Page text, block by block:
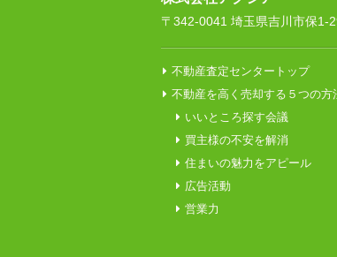
〒342-0041 埼玉県吉川市保
不動産査定センタートップ
不動産を高く売却する５つの方
いいところ探す会議
買主様の不安を解消
住まいの魅力をアピール
広告活動
営業力